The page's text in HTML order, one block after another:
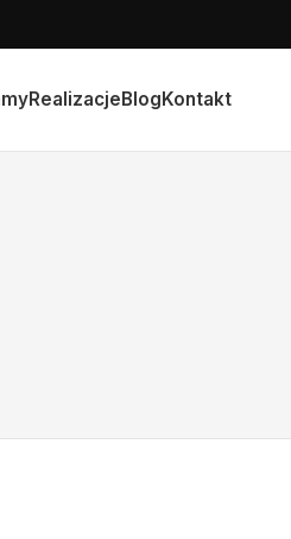
RealizacjeBlogKontakt